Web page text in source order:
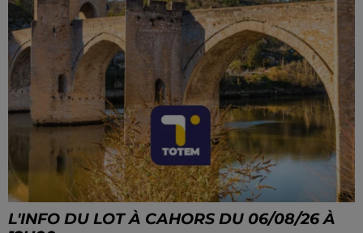
L'INFO DU LOT À CAHORS DU 06/08/26 À